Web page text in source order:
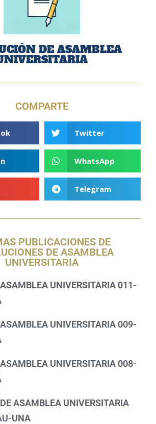
DE ASAMBLEA
COMPARTE
Twitter
WhatsApp
Telegram
PUBLICACIONES DE
DE ASAMBLEA
UNIVERSITARIA
UNIVERSITARIA 011-
UNIVERSITARIA 009-
UNIVERSITARIA 008-
ASAMBLEA UNIVERSITARIA
UNA